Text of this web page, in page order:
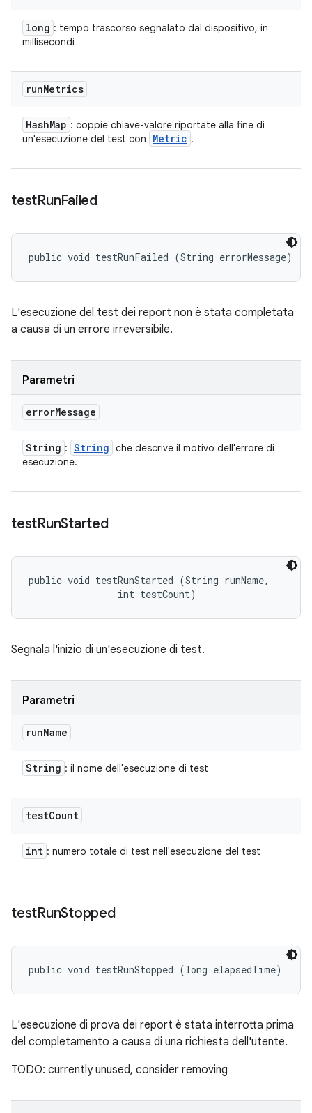
long : tempo trascorso segnalato dal dispositivo, in
millisecondi
runMetrics
HashMap : coppie chiave-valore riportate alla fine di
un'esecuzione del test con
Metric .
testRunFailed
public void testRunFailed (String errorMessage)
L'esecuzione del test dei report non è stata completata
a causa di un errore irreversibile.
Parametri
errorMessage
String : String che descrive il motivo dell'errore di
esecuzione.
testRunStarted
public void testRunStarted (String runName,
                int testCount)
Segnala l'inizio di un'esecuzione di test.
Parametri
runName
String : il nome dell'esecuzione di test
testCount
int : numero totale di test nell'esecuzione del test
testRunStopped
public void testRunStopped (long elapsedTime)
L'esecuzione di prova dei report è stata interrotta prima
del completamento a causa di una richiesta dell'utente.
TODO: currently unused, consider removing